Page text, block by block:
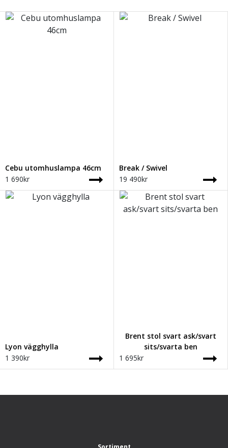
Cebu utomhuslampa 46cm
1 690kr
Break / Swivel
19 490kr
Lyon vägghylla
1 390kr
Brent stol svart ask/svart
sits/svarta ben
1 695kr